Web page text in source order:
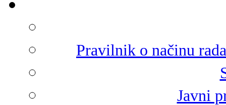
Pravilnik o načinu
Javni